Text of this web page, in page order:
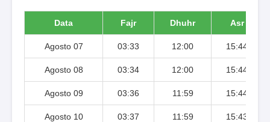
Data Fajr Dhuhr Asr
Agosto 07 03:33 12:00 15:44
Agosto 08 03:34 12:00 15:44
Agosto 09 03:36 11:59 15:44
Agosto 10 03:37 11:59 15:43